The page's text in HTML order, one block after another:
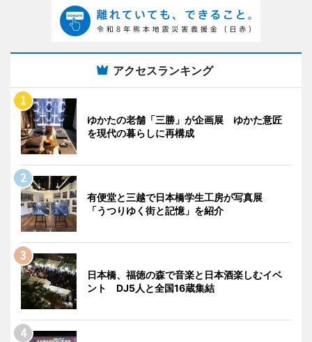
アクセスランキング
ゆかたの老舗「三勝」が企画展 ゆかた意匠
を現代の暮らしに再構成
有便堂と三越で日本橋学生工房が写真展
「うつりゆく街と記憶」を紹介
日本橋、福徳の森で音楽と日本酒楽しむイベ
ント DJ5人と全国16蔵集結